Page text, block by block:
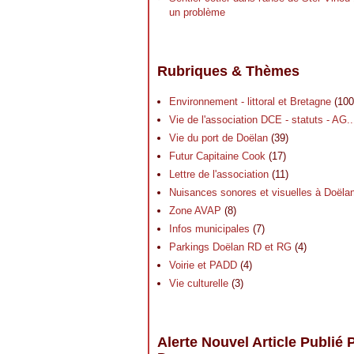
un problème
Rubriques & Thèmes
Environnement - littoral et Bretagne
Vie de l'association DCE - statuts -
Vie du port de Doëlan (39)
Futur Capitaine Cook (17)
Lettre de l'association (11)
Nuisances sonores et visuelles à
Zone AVAP (8)
Infos municipales (7)
Parkings Doëlan RD et RG (4)
Voirie et PADD (4)
Vie culturelle (3)
Alerte Nouvel Article Publié